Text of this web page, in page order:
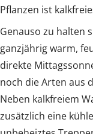
Pflanzen ist
Genauso zu halten
ganzjährig warm,
direkte
noch die Arten aus
Neben kalkfreiem
zusätzlich eine